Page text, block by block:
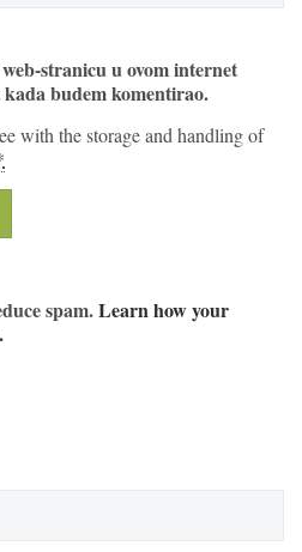
stranicu u ovom internet
budem komentirao.
with the storage and handling of
spam.Learn how your